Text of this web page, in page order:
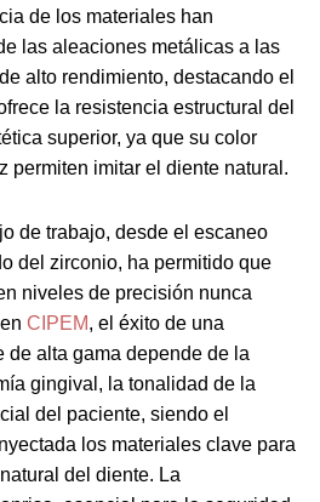
de los materiales han
las aleaciones metálicas a las
alto rendimiento, destacando el
la resistencia estructural del
superior, ya que su color
permiten imitar el diente natural.
de trabajo, desde el escaneo
del zirconio, ha permitido que
niveles de precisión nunca
CIPEM, el éxito de una
de alta gama depende de la
gingival, la tonalidad de la
del paciente, siendo el
los materiales clave para
del diente. La